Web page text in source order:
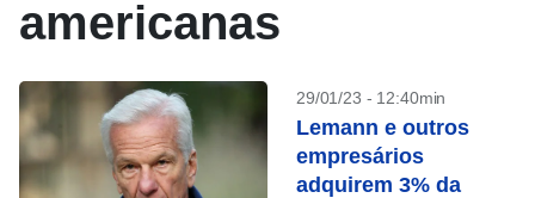
americanas
29/01/23 - 12:40min
Lemann e outros
empresários
adquirem 3% da